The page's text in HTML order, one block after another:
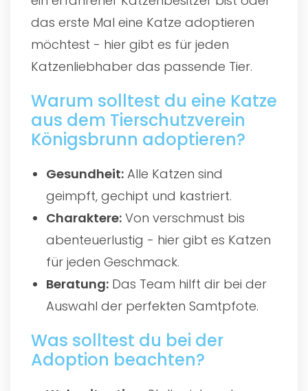
das erste Mal eine Katze adoptieren
möchtest - hier gibt es für jeden
Katzenliebhaber das passende Tier.
Warum solltest du eine Katze
aus dem Tierschutzverein
Königsbrunn adoptieren?
Gesundheit: Alle Katzen sind
geimpft, gechipt und kastriert.
Charaktere: Von verschmust bis
abenteuerlustig - hier gibt es Katzen
für jeden Geschmack.
Beratung: Das Team hilft dir bei der
Auswahl der perfekten Samtpfote.
Was solltest du bei der
Adoption beachten?